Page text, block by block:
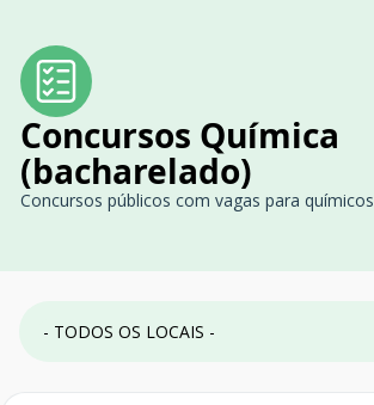
Concursos Química
(bacharelado)
Concursos públicos com vagas para químicos